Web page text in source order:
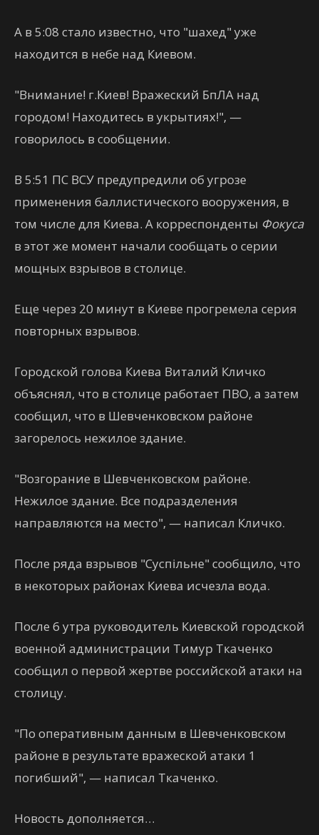
А в 5:08 стало известно, что "шахед" уже
находится в небе над Киевом.
"Внимание! г.Киев! Вражеский БпЛА над
городом! Находитесь в укрытиях!", —
говорилось в сообщении.
В 5:51 ПС ВСУ предупредили об угрозе
применения баллистического вооружения, в
том числе для Киева. А корреспонденты Фокуса
в этот же момент начали сообщать о серии
мощных взрывов в столице.
Еще через 20 минут в Киеве прогремела серия
повторных взрывов.
Городской голова Киева Виталий Кличко
объяснял, что в столице работает ПВО, а затем
сообщил, что в Шевченковском районе
загорелось нежилое здание.
"Возгорание в Шевченковском районе.
Нежилое здание. Все подразделения
направляются на место", — написал Кличко.
После ряда взрывов "Суспільне" сообщило, что
в некоторых районах Киева исчезла вода.
После 6 утра руководитель Киевской городской
военной администрации Тимур Ткаченко
сообщил о первой жертве российской атаки на
столицу.
"По оперативным данным в Шевченковском
районе в результате вражеской атаки 1
погибший", — написал Ткаченко.
Новость дополняется…